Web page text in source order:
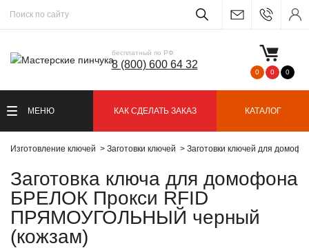
бесплатный по РФ
8 (800) 600 64 32
0 0 0
МЕНЮ КАК СДЕЛАТЬ ЗАКАЗ КАТАЛОГ
Изготовление ключей Заготовки ключей Заготовки ключей для
Заготовка ключа для домофона
БРЕЛОК Прокси RFID
ПРЯМОУГОЛЬНЫЙ черный
(кожзам)